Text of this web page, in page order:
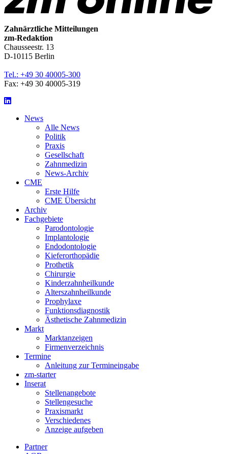
Zahnärztliche Mitteilungen
zm-Redaktion
Chausseestr. 13
D-10115 Berlin
Tel.: +49 30 40005-300
Fax: +49 30 40005-319
News
Alle News
Politik
Praxis
Gesellschaft
Zahnmedizin
News-Archiv
CME
Erste Hilfe
CME Übersicht
Archiv
Fachgebiete
Parodontologie
Implantologie
Endodontologie
Kieferorthopädie
Prothetik
Chirurgie
Kinderzahnheilkunde
Alterszahnheilkunde
Prophylaxe
Funktionsdiagnostik
Ästhetische Zahnmedizin
Markt
Marktanzeigen
Firmenverzeichnis
Termine
Anleitung zur Termineingabe
zm-starter
Inserat
Stellenangebote
Stellengesuche
Praxismarkt
Verschiedenes
Anzeige aufgeben
Partner